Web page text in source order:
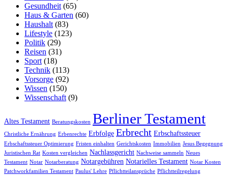
Gesundheit (65)
Haus & Garten (60)
Haushalt (83)
Lifestyle (123)
Politik (29)
Reisen (31)
Sport (18)
Technik (113)
Vorsorge (92)
Wissen (150)
Wissenschaft (9)
Altes Testament Beratungskosten Berliner Testament
Christliche Ernährung Erbenrechte Erbfolge Erbrecht Erbschaftssteuer
Erbschaftssteuer Optimierung Fristen einhalten Gerichtskosten Immobilien Jesus Begegnung
Juristischen Rat Kosten vergleichen Nachlassgericht Nachweise sammeln Neues
Testament Notar Notarberatung Notargebühren Notarielles Testament Notar Kosten
Patchworkfamilien Testament Paulus' Lehre Pflichtteilansprüche Pflichtteilregelung